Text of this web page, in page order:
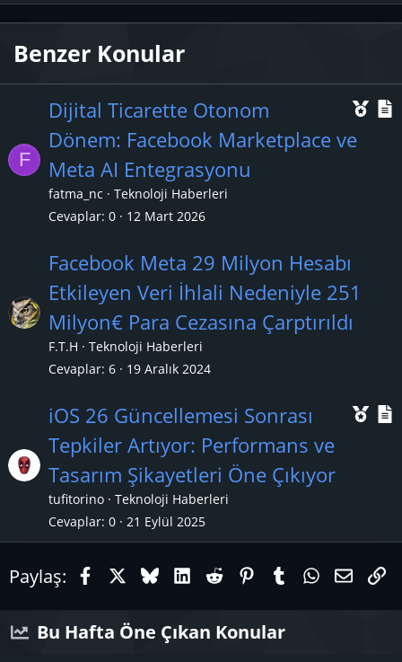
Benzer Konular
F
Ö
Dijital Ticarette Otonom
Dönem: Facebook Marketplace ve
Meta AI Entegrasyonu
fatma_nc
Teknoloji Haberleri
Cevaplar 0 12 Mart 2026
Facebook Meta 29 Milyon Hesabı
Etkileyen Veri İhlali Nedeniyle 251
Milyon€ Para Cezasına Çarptırıldı
F.T.H
Teknoloji Haberleri
Cevaplar 6 19 Aralık 2024
Ö
k
a
e
iOS 26 Güncellemesi Sonrası
Tepkiler Artıyor: Performans ve
Tasarım Şikayetleri Öne Çıkıyor
tufitorino
Teknoloji Haberleri
Cevaplar 0 21 Eylül 2025
Paylaş: FacebookX (Twitter)
BlueskyLinkedIn
RedditPinterestTumblrE-
Bu Hafta Öne Çıkan Konular